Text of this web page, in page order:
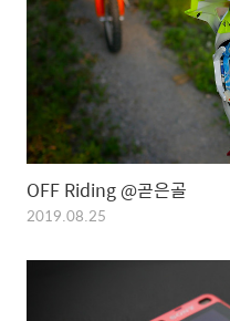
OFF Riding @곧은골
2019.08.25